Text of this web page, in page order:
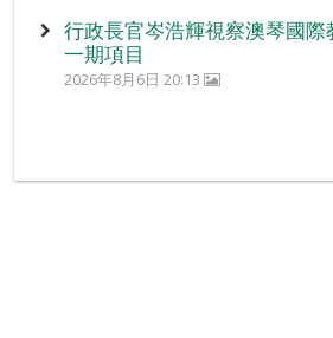
行政長官岑浩輝視察澳琴國
一期項目
2026年8月6日 20:13